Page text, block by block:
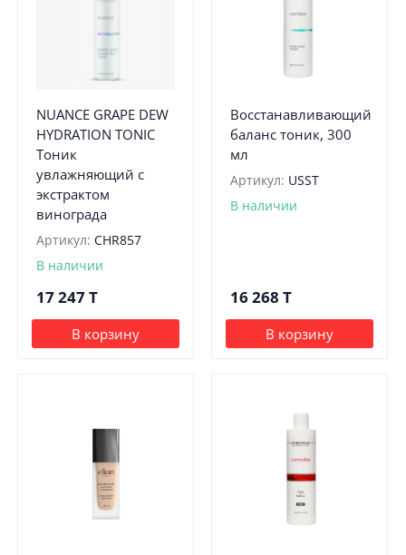
NUANCE GRAPE DEW
HYDRATION TONIC
Тоник
увлажняющий с
экстрактом
винограда
Артикул: CHR857
В наличии
17 247T
В корзину
Восстанавливающий
баланс тоник, 300
мл
Артикул: USST
В наличии
16 268 T
В корзину